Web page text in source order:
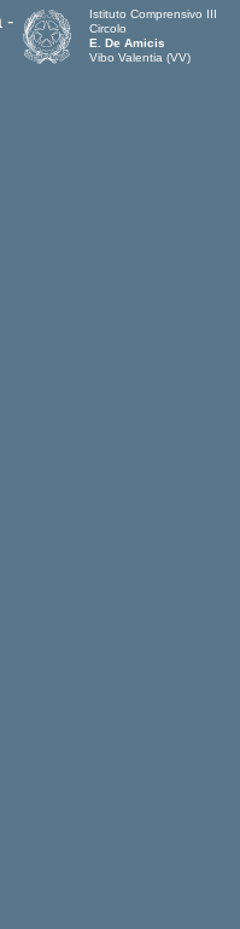
Istituto Comprensivo III
Circolo
E. De Amicis
Vibo Valentia (VV)